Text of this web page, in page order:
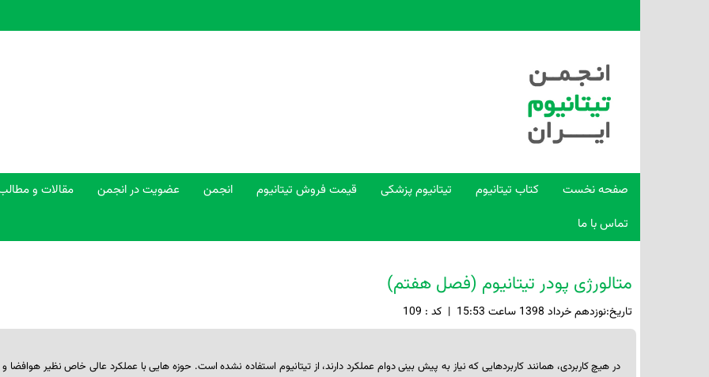
صفحه نخست کتاب تیتانیوم تیتانیوم پزشکی قیمت فروش تیتانیوم انجمن عضویت در انجمن
مقالات و
تماس با ما
متالورژی پودر تیتانیوم (فصل هفتم)
تاريخ:نوزدهم خرداد 1398 ساعت 15:53 | کد : 109
در هیچ کاربردی، همانند کاربردهایی که نیاز به پیش­ بینی دوام عملکرد دارند، از تیتانیوم استفاده نشده است. حوزه­ هایی با عملکرد عالی خاص نظیر هوافضا